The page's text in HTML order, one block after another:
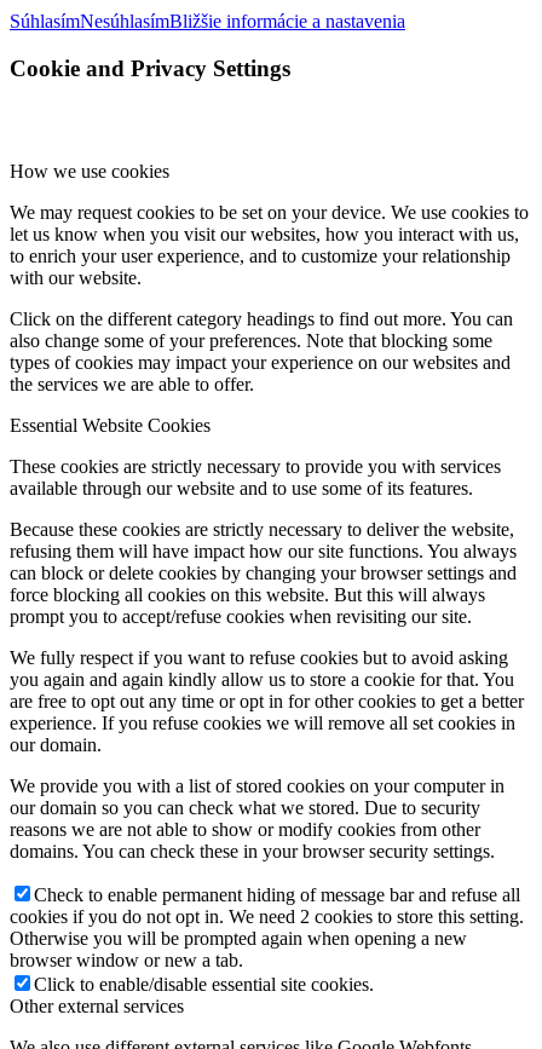
SúhlasímNesúhlasímBližšie informácie a nastavenia
Cookie and Privacy Settings
How we use cookies
We may request cookies to be set on your device. We use cookies to
let us know when you visit our websites, how you interact with us,
to enrich your user experience, and to customize your relationship
with our website.
Click on the different category headings to find out more. You can
also change some of your preferences. Note that blocking some
types of cookies may impact your experience on our websites and
the services we are able to offer.
Essential Website Cookies
These cookies are strictly necessary to provide you with services
available through our website and to use some of its features.
Because these cookies are strictly necessary to deliver the website,
refusing them will have impact how our site functions. You always
can block or delete cookies by changing your browser settings and
force blocking all cookies on this website. But this will always
prompt you to accept/refuse cookies when revisiting our site.
We fully respect if you want to refuse cookies but to avoid asking
you again and again kindly allow us to store a cookie for that. You
are free to opt out any time or opt in for other cookies to get a better
experience. If you refuse cookies we will remove all set cookies in
our domain.
We provide you with a list of stored cookies on your computer in
our domain so you can check what we stored. Due to security
reasons we are not able to show or modify cookies from other
domains. You can check these in your browser security settings.
Check to enable permanent hiding of message bar and refuse all
cookies if you do not opt in. We need 2 cookies to store this setting.
Otherwise you will be prompted again when opening a new
browser window or new a tab.
Click to enable/disable essential site cookies.
Other external services